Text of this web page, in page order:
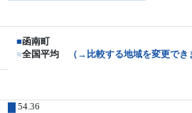
■函南町
■全国平均 （→比較する地域を変更でき
54.36